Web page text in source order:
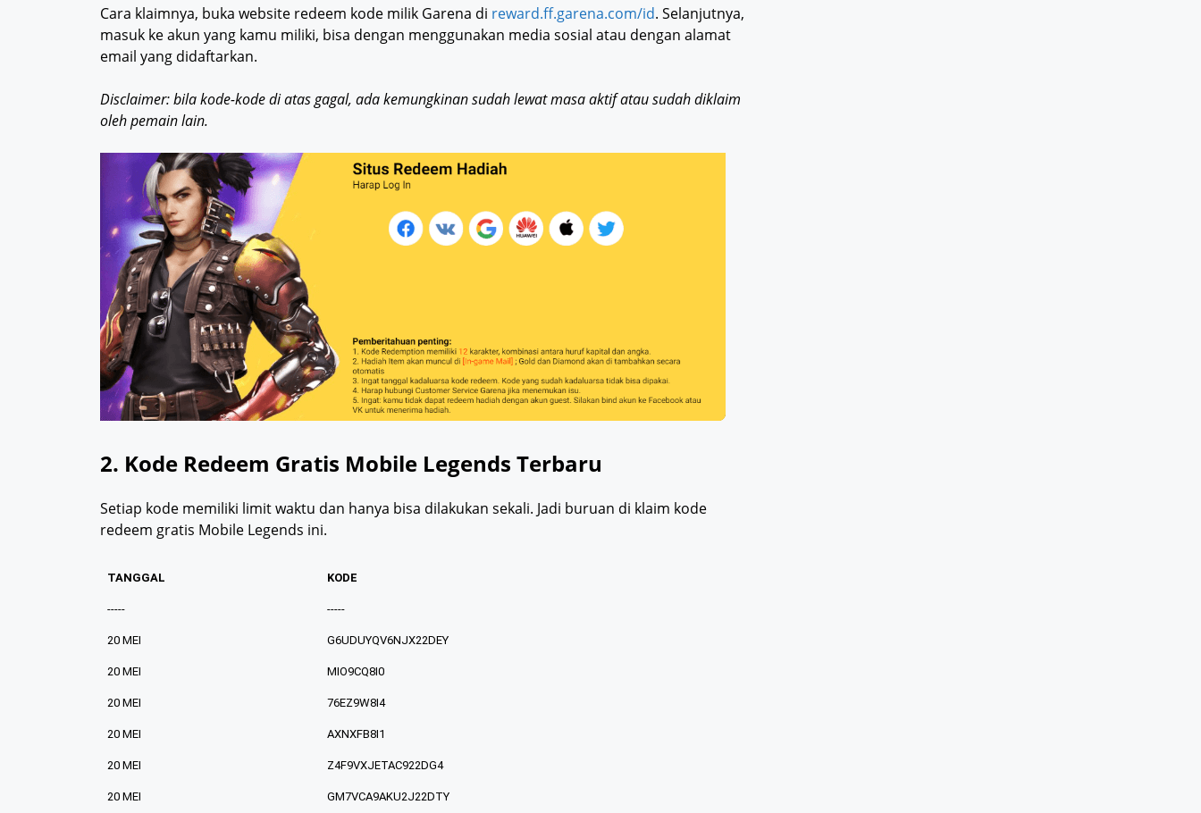
Cara klaimnya, buka website redeem kode milik Garena di reward.ff.garena.com/id. Selanjutnya,
masuk ke akun yang kamu miliki, bisa dengan menggunakan media sosial atau dengan alamat
email yang didaftarkan.
Disclaimer: bila kode-kode di atas gagal, ada kemungkinan sudah lewat masa aktif atau sudah diklaim
oleh pemain lain.
2. Kode Redeem Gratis Mobile Legends Terbaru
Setiap kode memiliki limit waktu dan hanya bisa dilakukan sekali. Jadi buruan di klaim kode
redeem gratis Mobile Legends ini.
TANGGAL KODE
----- -----
20 MEI G6UDUYQV6NJX22DEY
20 MEI MIO9CQ8I0
20 MEI 76EZ9W8I4
20 MEI AXNXFB8I1
20 MEI Z4F9VXJETAC922DG4
20 MEI GM7VCA9AKU2J22DTY